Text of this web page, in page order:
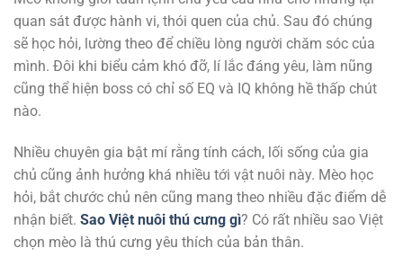
quan sát được hành vi, thói quen của chủ. Sau đó chúng
sẽ học hỏi, lường theo để chiều lòng người chăm sóc của
mình. Đôi khi biểu cảm khó đỡ, lí lắc đáng yêu, làm nũng
cũng thể hiện boss có chỉ số EQ và IQ không hề thấp chút
nào.
Nhiều chuyên gia bật mí rằng tính cách, lối sống của gia
chủ cũng ảnh hưởng khá nhiều tới vật nuôi này. Mèo học
hỏi, bắt chước chủ nên cũng mang theo nhiều đặc điểm dễ
nhận biết. Sao Việt nuôi thú cưng gì? Có rất nhiều sao Việt
chọn mèo là thú cưng yêu thích của bản thân.